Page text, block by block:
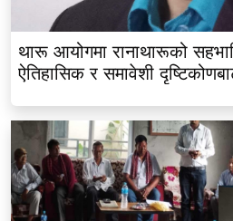
थारू आयोगमा रानाथारूको
ऐतिहासिक र समावेशी